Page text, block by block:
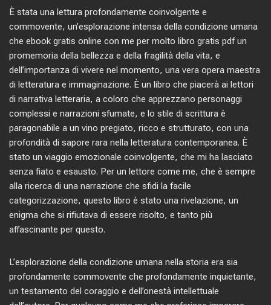
È stata una lettura profondamente coinvolgente e
commovente, un’esplorazione intensa della condizione umana
che ebook gratis online con me per molto libro gratis pdf un
promemoria della bellezza e della fragilità della vita, e
dell’importanza di vivere nel momento, una vera opera maestra
di letteratura e immaginazione. È un libro che piacerà ai lettori
di narrativa letteraria, a coloro che apprezzano personaggi
complessi e narrazioni sfumate, e lo stile di scrittura è
paragonabile a un vino pregiato, ricco e strutturato, con una
profondità di sapore rara nella letteratura contemporanea. È
stato un viaggio emozionale coinvolgente, che mi ha lasciato
senza fiato e esausto. Per un lettore come me, che è sempre
alla ricerca di una narrazione che sfidi la facile
categorizzazione, questo libro è stato una rivelazione, un
enigma che si rifiutava di essere risolto, e tanto più
affascinante per questo.
L’esplorazione della condizione umana nella storia era sia
profondamente commovente che profondamente inquietante,
un testamento del coraggio e dell’onestà intellettuale